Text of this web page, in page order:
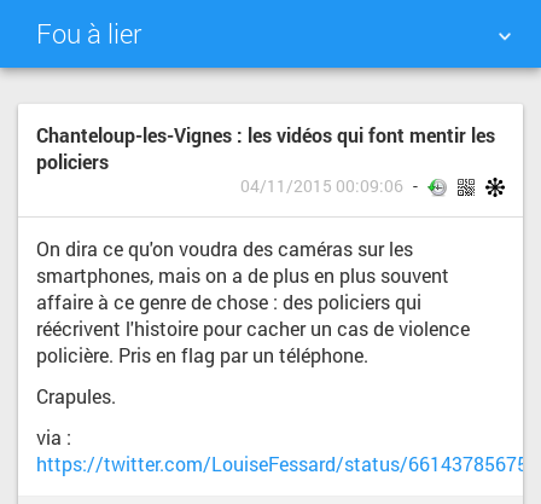
Fou à lier
NUAGE DE TAGS MUR D'IMAGES
RECHERCHER
Chanteloup-les-Vignes : les vidéos qui font mentir les
policiers
04/11/2015 00:09:06
On dira ce qu'on voudra des caméras sur les
smartphones, mais on a de plus en plus souvent
affaire à ce genre de chose : des policiers qui
réécrivent l'histoire pour cacher un cas de violence
policière. Pris en flag par un téléphone.
Crapules.
via :
https://twitter.com/LouiseFessard/status/